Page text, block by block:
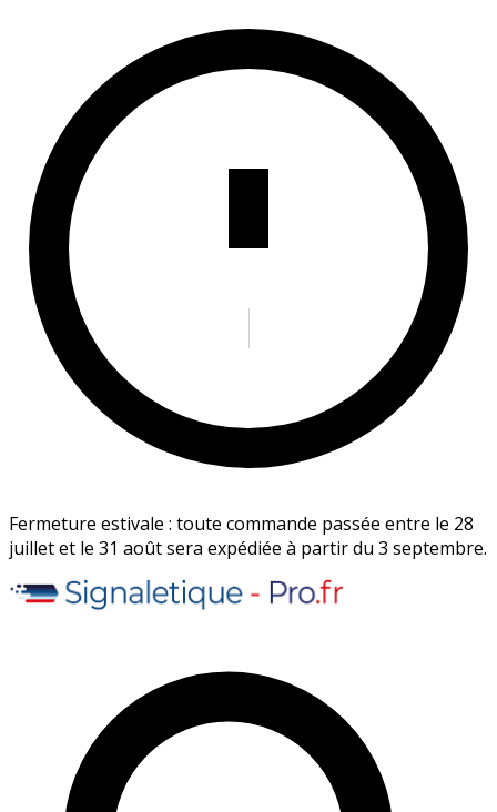
Fermeture estivale : toute commande passée entre le 28
juillet et le 31 août sera expédiée à partir du 3 septembre.